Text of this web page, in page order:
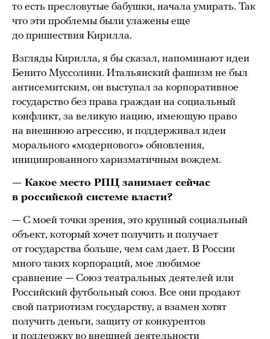
то есть пресловутые бабушки, начала умирать. Так
что эти проблемы были улажены еще
до пришествия Кирилла.
Взгляды Кирилла, я бы сказал, напоминают идеи
Бенито Муссолини. Итальянский фашизм не был
антисемитским, он выступал за корпоративное
государство без права граждан на социальный
конфликт, за великую нацию, имеющую право
на внешнюю агрессию, и поддерживал идеи
морального «модернового» обновления,
инициированного харизматичным вождем.
— Какое место РПЦ занимает сейчас
в российской системе власти?
— С моей точки зрения, это крупный социальный
объект, который хочет получить и получает
от государства больше, чем сам дает. В России
много таких корпораций, мое любимое
сравнение — Союз театральных деятелей или
Российский футбольный союз. Все они продают
свой патриотизм государству, а взамен хотят
получить деньги, защиту от конкурентов
и поддержку во внешней деятельности